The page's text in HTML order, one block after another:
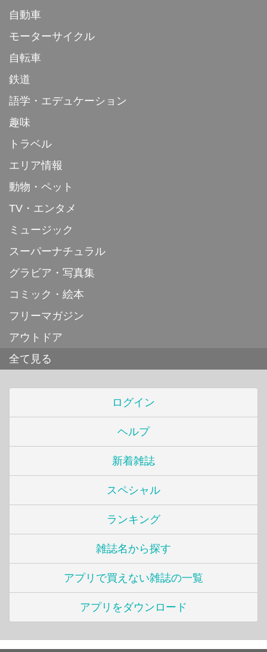
自動車
モーターサイクル
自転車
鉄道
語学・エデュケーション
趣味
トラベル
エリア情報
動物・ペット
TV・エンタメ
ミュージック
スーパーナチュラル
グラビア・写真集
コミック・絵本
フリーマガジン
アウトドア
全て見る
ログイン
ヘルプ
新着雑誌
スペシャル
ランキング
雑誌名から探す
アプリで買えない雑誌の一覧
アプリをダウンロード